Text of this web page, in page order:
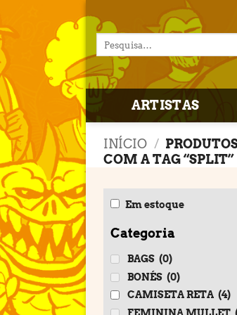
content
por:
ARTISTAS
INÍCIO /
COM A TAG “SPLIT”
Em estoque
Categoria
BAGS (0)
BONÉS (0)
CAMISETA RETA (4)